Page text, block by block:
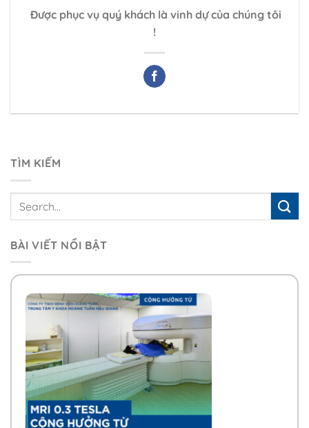
Được phục vụ quý khách là vinh dự của chúng tôi
!
TÌM KIẾM
BÀI VIẾT NỔI BẬT